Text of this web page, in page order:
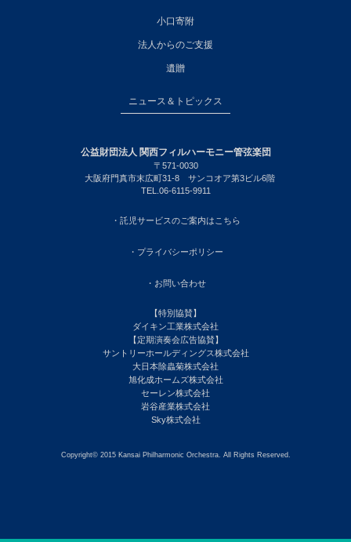
小口寄附
法人からのご支援
遺贈
ニュース＆トピックス
公益財団法人 関西フィルハーモニー管弦楽団
〒571-0030
大阪府門真市末広町31-8 サンコオア第3ビル6階
TEL.06-6115-9911
・託児サービスのご案内はこちら
・プライバシーポリシー
・お問い合わせ
【特別協賛】
ダイキン工業株式会社
【定期演奏会広告協賛】
サントリーホールディングス株式会社
大日本除蟲菊株式会社
旭化成ホームズ株式会社
セーレン株式会社
岩谷産業株式会社
Sky株式会社
Copyright© 2015 Kansai Philharmonic Orchestra. All Rights Reserved.